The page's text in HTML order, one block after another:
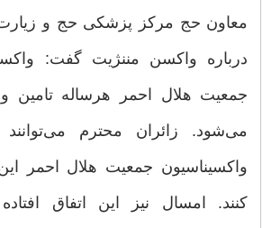
معاون حج مرکز پزشکی حج و
درباره واکسن مننژیت گفت:
جمعیت هلال احمر هرساله تامین و
می‌شود. زائران محترم
واکسیناسیون جمعیت هلال احمر
کنند. امسال نیز این اتفاق